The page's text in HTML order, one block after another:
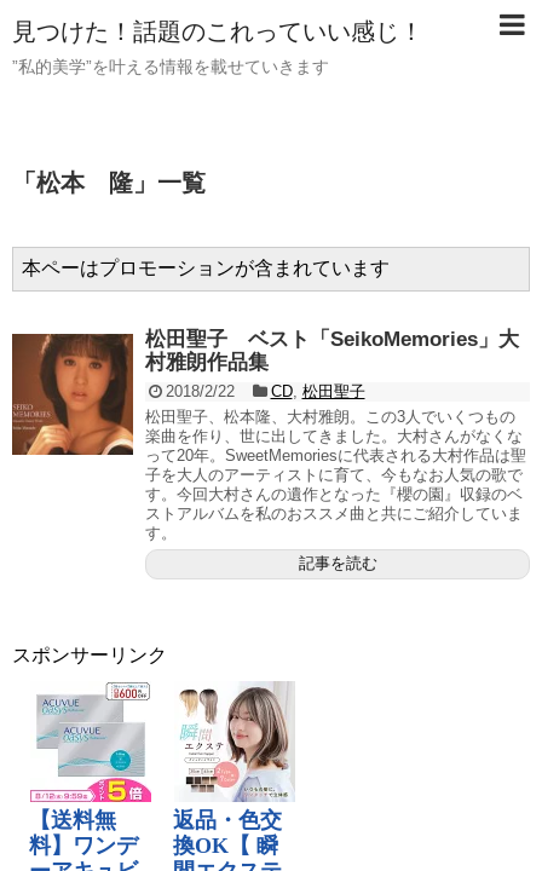
見つけた！話題のこれっていい感じ！
”私的美学”を叶える情報を載せていきます
「 松本 隆 」 一覧
本ペーはプロモーションが含まれています
松田聖子 ベスト「SeikoMemories」大
村雅朗作品集
2018/2/22 CD, 松田聖子
松田聖子、松本隆、大村雅朗。この3人でいくつもの
楽曲を作り、世に出してきました。大村さんがなくな
って20年。SweetMemoriesに代表される大村作品は聖
子を大人のアーティストに育て、今もなお人気の歌で
す。今回大村さんの遺作となった『櫻の園』収録のベ
ストアルバムを私のおススメ曲と共にご紹介していま
す。
記事を読む
スポンサーリンク